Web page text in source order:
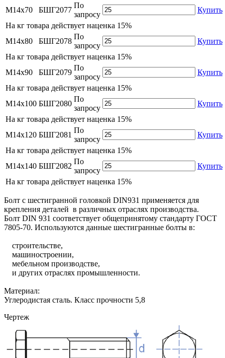
М14х70
БШГ2077
По
запросу
Купить
На кг товара действует наценка 15%
М14х80
БШГ2078
По
запросу
Купить
На кг товара действует наценка 15%
М14х90
БШГ2079
По
запросу
Купить
На кг товара действует наценка 15%
М14х100 БШГ2080
По
запросу
Купить
На кг товара действует наценка 15%
М14х120 БШГ2081
По
запросу
Купить
На кг товара действует наценка 15%
М14х140 БШГ2082
По
запросу
Купить
На кг товара действует наценка 15%
Болт с шестигранной головкой DIN931 применяется для
крепления деталей в различных отраслях производства.
Болт DIN 931 соответствует общепринятому стандарту ГОСТ
7805-70. Используются данные шестигранные болты в:
строительстве,
машиностроении,
мебельном производстве,
и других отраслях промышленности.
Материал:
Углеродистая сталь. Класс прочности 5,8
Чертеж